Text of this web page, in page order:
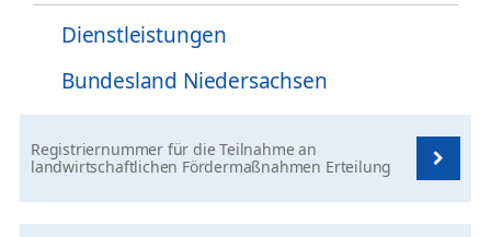
Dienstleistungen
Bundesland Niedersachsen
Registriernummer für die Teilnahme an
landwirtschaftlichen Fördermaßnahmen Erteilung